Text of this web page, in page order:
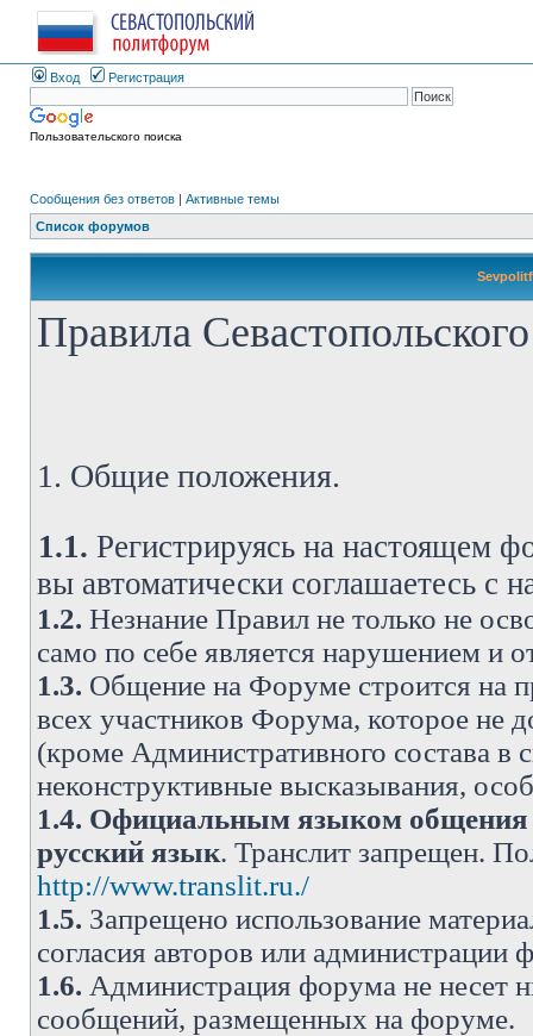
Вход Регистрация
Пользовательского поиска
Сообщения без ответов | Активные темы
Список форумов
Правила
1. Общие положения.
1.1. Регистрируясь на настоящем
вы автоматически соглашаетесь
1.2. Незнание Правил не только не
само по себе является нарушением и
1.3. Общение на Форуме строится на
всех участников Форума, которое не
(кроме Административного состава в
неконструктивные высказывания,
1.4. Официальным языком общения
русский язык. Транслит запрещен.
http://www.translit.ru./
1.5. Запрещено использование
согласия авторов или администрации
1.6. Администрация форума не несет
сообщений, размещенных на форуме.